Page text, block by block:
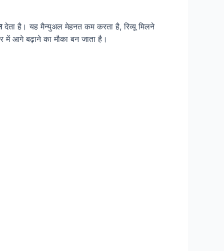
देता है। यह मैन्युअल मेहनत कम करता है, रिव्यू मिलने
में आगे बढ़ाने का मौका बन जाता है।